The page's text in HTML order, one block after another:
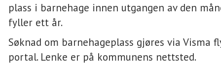
plass i barnehage innen utgangen av den
fyller ett år.
Søknad om barnehageplass gjøres via Visma
portal. Lenke er på kommunens nettsted.